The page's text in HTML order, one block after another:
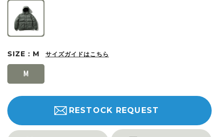
M
SIZE：M サイズガイドはこちら
RESTOCK REQUEST